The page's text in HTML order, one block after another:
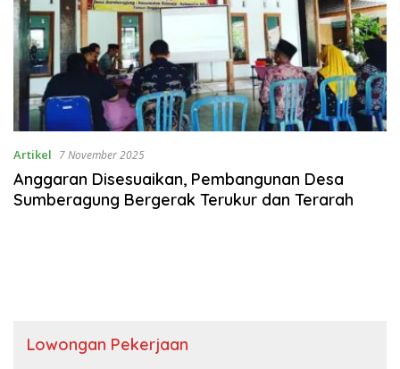
Artikel 7 November 2025
Anggaran Disesuaikan, Pembangunan Desa
Sumberagung Bergerak Terukur dan Terarah
Lowongan Pekerjaan